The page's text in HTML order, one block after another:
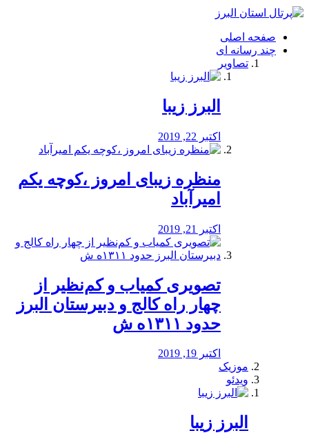
فصد
شرق
تهران
خشکشویی
صفحه اصلی
چند رسانه ای
تصاویر
البرز زیبا
اکتبر 22, 2019
منظره‌‌ زیبای امروز ،کوچه یکم
امیرآباد
اکتبر 21, 2019
️تصویری کمیاب و کم‌نظیر از
چهار راه كالج و دبيرستان البرز
حدود ۱۳۱۱ه ش
اکتبر 19, 2019
موزیک
ویدئو
البرز زیبا